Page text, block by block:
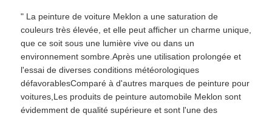
" La peinture de voiture Meklon a une saturation de
couleurs très élevée, et elle peut afficher un charme unique,
que ce soit sous une lumière vive ou dans un
environnement sombre.Après une utilisation prolongée et
l'essai de diverses conditions météorologiques
défavorablesComparé à d'autres marques de peinture pour
voitures,Les produits de peinture automobile Meklon sont
évidemment de qualité supérieure et sont l'une des